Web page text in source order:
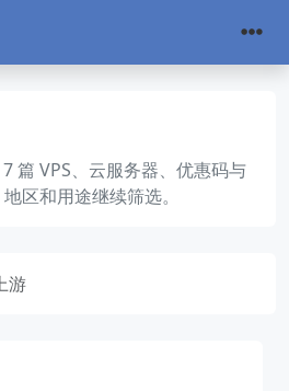
篇 VPS、云服务器、优惠码与
区和用途继续筛选。
游